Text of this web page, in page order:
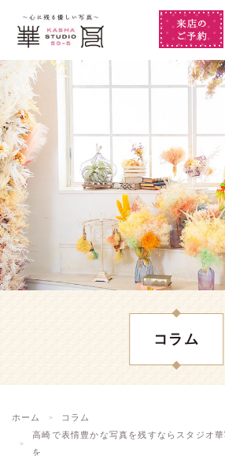
コラム
ホーム
コラム
高崎で表情豊かな写真を残すならスタジオ
を